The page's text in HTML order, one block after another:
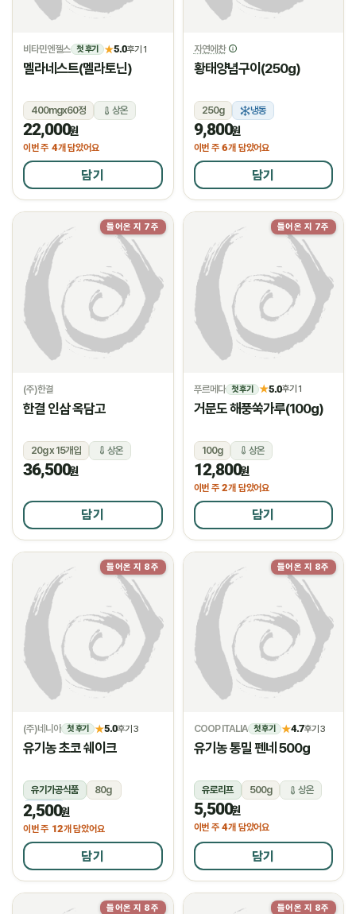
비타민엔젤스 첫 후기 ★5.0후기 1
멜라네스트(멜라토닌)
400mgx60정 상온
22,000원
이번 주 4개 담았어요
담기
자연에찬
황태양념구이(250g)
250g 냉동
9,800원
이번 주 6개 담았어요
담기
들어온 지 7주
(주)한결
한결 인삼 옥담고
20g x 15개입 상온
36,500원
담기
들어온 지 7주
푸르메다 첫 후기 ★5.0후기 1
거문도 해풍쑥가루(100g)
100g 상온
12,800원
이번 주 2개 담았어요
담기
들어온 지 8주
(주)네니아 첫 후기 ★5.0후기 3
유기농 초코 쉐이크
유기가공식품
80g
냉동
2,500원
이번 주 12개 담았어요
담기
들어온 지 8주
COOP ITALIA 첫 후기 ★4.7후기 3
유기농 통밀 펜네 500g
유로리프 500g 상온
5,500원
이번 주 4개 담았어요
담기
들어온 지 8주 들어온 지 8주